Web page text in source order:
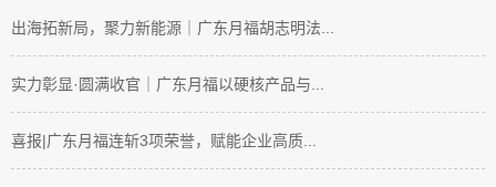
出海拓新局，聚力新能源｜广东月福胡志明法...
实力彰显·圆满收官｜广东月福以硬核产品与...
喜报|广东月福连斩3项荣誉，赋能企业高质...